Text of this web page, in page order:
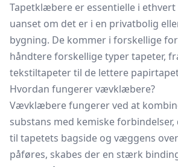
Tapetklæbere er essentielle i
uanset om det er i en privatbolig
bygning. De kommer i forskellige
håndtere forskellige typer tapeter,
tekstiltapeter til de lettere
Hvordan fungerer vævklæbere?
Vævklæbere fungerer ved at
substans med kemiske
til tapetets bagside og væggens
påføres, skabes der en stærk